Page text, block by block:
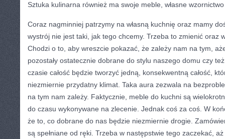
Sztuka kulinarna również ma swoje meble, własne
Coraz nagminniej patrzymy na własną kuchnię oraz mamy
wystrój nie jest taki, jak tego chcemy. Trzeba to zmienić oraz
Chodzi o to, aby wreszcie pokazać, że zależy nam na tym,
pozostały ostatecznie dobrane do stylu naszego domu czy
czasie całość będzie tworzyć jedną, konsekwentną całość,
niezmiernie przydatny klimat. Taka aura zezwala na
na tym nam zależy. Faktycznie, meble do kuchni są
do czasu wykonywane na zlecenie. Jednak coś za coś. W
że to, co dobrane do nas będzie niezmiernie drogie.
są spełniane od ręki. Trzeba w następstwie tego zaczekać,